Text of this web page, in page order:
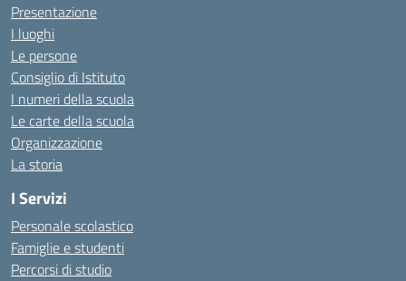
Presentazione
I luoghi
Le persone
Consiglio di Istituto
I numeri della scuola
Le carte della scuola
Organizzazione
La storia
I Servizi
Personale scolastico
Famiglie e studenti
Percorsi di studio